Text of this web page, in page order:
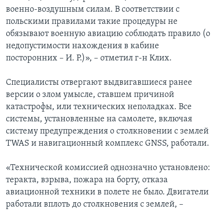
военно-воздушным силам. В соответствии с
польскими правилами такие процедуры не
обязывают военную авиацию соблюдать правило (о
недопустимости нахождения в кабине
посторонних – И. Р.)», – отметил г-н Клих.
Специалисты отвергают выдвигавшиеся ранее
версии о злом умысле, ставшем причиной
катастрофы, или технических неполадках. Все
системы, установленные на самолете, включая
систему предупреждения о столкновении с землей
TWAS и навигационный комплекс GNSS, работали.
«Технической комиссией однозначно установлено:
теракта, взрыва, пожара на борту, отказа
авиационной техники в полете не было. Двигатели
работали вплоть до столкновения с землей, –